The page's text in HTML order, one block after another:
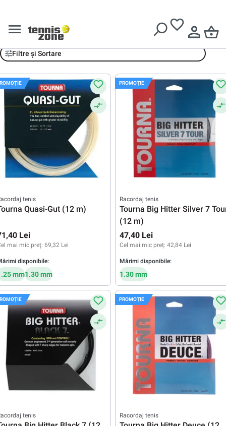
Racordaje Tourna
Filtre și Sortare
tenis
Quasi-Gut (12 m)
Lei
mai mic preț: 69,32 Lei
disponibile:
mm1.30 mm
PROMOȚIE
Racordaj tenis
Tourna Big Hitter Silver 7
(12 m)
47,40 Lei
Cel mai mic preț: 42,84 Lei
Mărimi disponibile:
1.30 mm
tenis
PROMOȚIE
Racordaj tenis